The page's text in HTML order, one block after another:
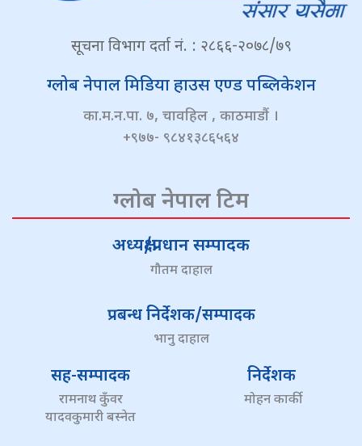
सूचना विभाग दर्ता नं. : २८६६-२०७८/७९
ग्लोब नेपाल मिडिया हाउस एण्ड पब्लिकेशन
का.म.न.पा. ७, चावहिल , काठमाडौं ।
+९७७- ९८४१३८६५६४
ग्लोब नेपाल टिम
अध्यक्ष/प्रधान सम्पादक
गौतम दाहाल
प्रबन्ध निर्देशक/सम्पादक
भानु दाहाल
सह-सम्पादक
रामनाथ कुँवर
यादवकुमारी बस्नेत
निर्देशक
मोहन कार्की